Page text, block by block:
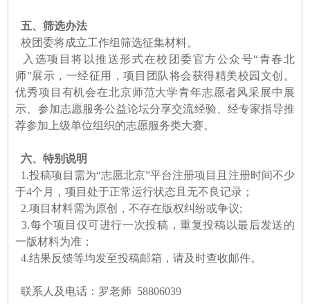
五、筛选办法
校团委将成立工作组筛选征集材料。
入选项目将以推送形式在校团委官方公众号“青春北
师”展示，一经征用，项目团队将会获得精美校园文创。
优秀项目有机会在北京师范大学青年志愿者风采展中展
示、参加志愿服务公益论坛分享交流经验、经专家指导推
荐参加上级单位组织的志愿服务类大赛。
六、特别说明
1.投稿项目需为“志愿北京”平台注册项目且注册时间不少
于4个月，项目处于正常运行状态且无不良记录；
2.项目材料需为原创，不存在版权纠纷或争议;
3.每个项目仅可进行一次投稿，重复投稿以最后发送的
一版材料为准；
4.结果反馈等均发至投稿邮箱，请及时查收邮件。
联系人及电话：罗老师 58806039